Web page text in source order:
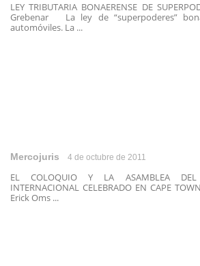
LEY TRIBUTARIA BONAERENSE DE
Grebenar La ley de “superpoderes”
automóviles. La ...
Mercojuris 4 de octubre de 2011
EL COLOQUIO Y LA ASAMBLEA DEL
INTERNACIONAL CELEBRADO EN CAPE
Erick Oms ...